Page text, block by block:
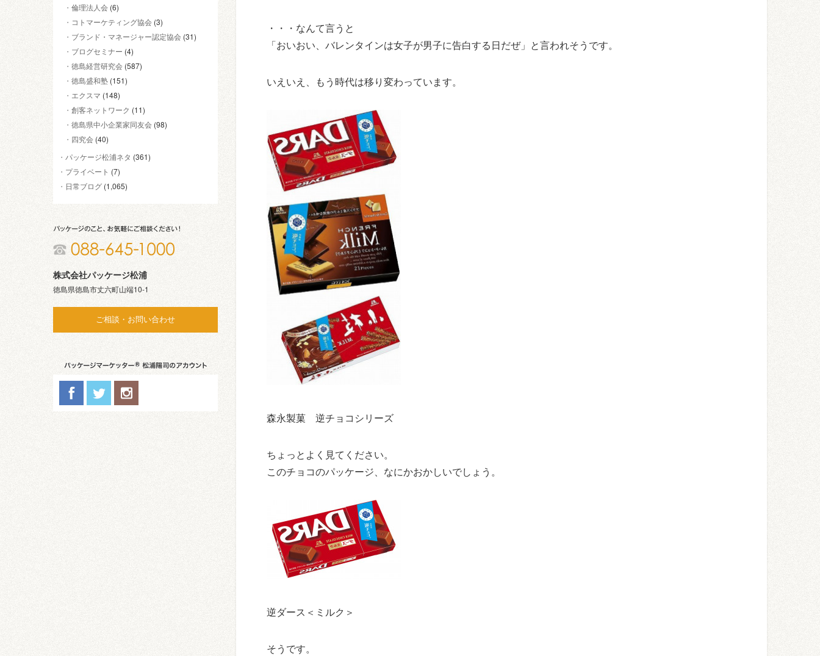
倫理法人会 (6)
コトマーケティング協会 (3)
ブランド・マネージャー認定協会 (31)
ブログセミナー (4)
徳島経営研究会 (587)
徳島盛和塾 (151)
エクスマ (148)
創客ネットワーク (11)
徳島県中小企業家同友会 (98)
四究会 (40)
パッケージ松浦ネタ (361)
プライベート (7)
日常ブログ (1,065)
株式会社パッケージ松浦
徳島県徳島市丈六町山端10-1
ご相談・お問い合わせ
・・・なんて言うと
「おいおい、バレンタインは女子が男子に告白する日だぜ」と言われそうです。
いえいえ、もう時代は移り変わっています。
森永製菓 逆チョコシリーズ
ちょっとよく見てください。
このチョコのパッケージ、なにかおかしいでしょう。
逆ダース＜ミルク＞
そうです。